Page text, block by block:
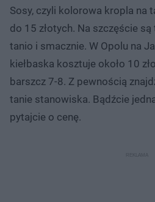
Sosy, czyli kolorowa kropla na
do 15 złotych. Na szczęście
tanio i smacznie. W Opolu na
kiełbaska kosztuje około 10
barszcz 7-8. Z pewnością
tanie stanowiska. Bądźcie
pytajcie o cenę.